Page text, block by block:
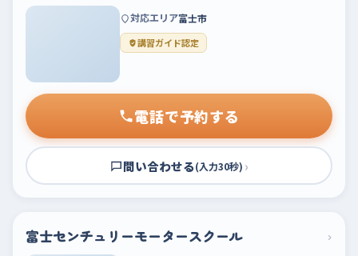
対応エリア富士市
講習ガイド認定
電話で予約する
問い合わせる(入力30秒) ›
富士センチュリーモータースクール ›